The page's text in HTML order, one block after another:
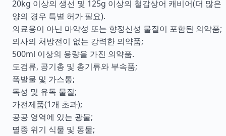
20kg 이상의 생선 및 125g 이상의 철갑상어 캐비어(더 많은
양의 경우 특별 허가 필요).
의료용이 아닌 마약성 또는 향정신성 물질이 포함된 의약품;
의사의 처방전이 없는 강력한 의약품;
500ml 이상의 용량을 가진 의약품.
도검류, 공기총 및 총기류와 부속품;
폭발물 및 가스통;
독성 및 유독 물질;
가전제품(1개 초과);
공공 영역에 있는 광물;
멸종 위기 식물 및 동물;